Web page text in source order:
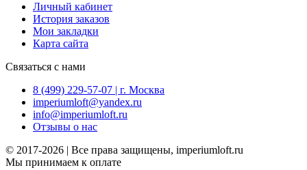
Личный кабинет
История заказов
Мои закладки
Карта сайта
Связаться с нами
8 (499) 229-57-07 | г. Москва
imperiumloft@yandex.ru
info@imperiumloft.ru
Отзывы о нас
© 2017-2026 | Все права защищены, imperiumloft.ru
Мы принимаем к оплате